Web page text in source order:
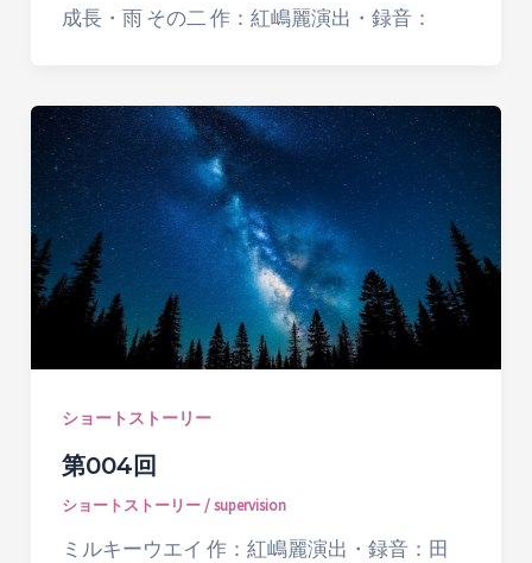
成長・雨 その二 作：紅嶋麗演出・録音：
ショートストーリー
第004回
ショートストーリー/supervision
ミルキーウエイ 作：紅嶋麗演出・録音：田